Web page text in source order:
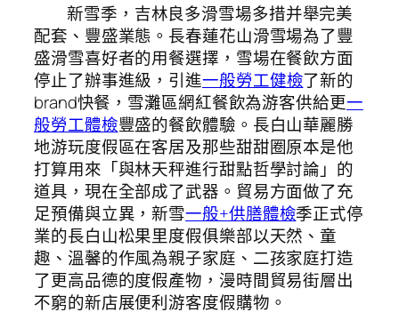
新雪季，吉林良多滑雪場多措并舉完美
配套、豐盛業態。長春蓮花山滑雪場為了豐
盛滑雪喜好者的用餐選擇，雪場在餐飲方面
停止了辦事進級，引進一般勞工健檢了新的
brand快餐，雪灘區網紅餐飲為游客供給更一
般勞工體檢豐盛的餐飲體驗。長白山華麗勝
地游玩度假區在客居及那些甜甜圈原本是他
打算用來「與林天秤進行甜點哲學討論」的
道具，現在全部成了武器。貿易方面做了充
足預備與立異，新雪一般+供膳體檢季正式停
業的長白山松果里度假俱樂部以天然、童
趣、溫馨的作風為親子家庭、二孩家庭打造
了更高品德的度假產物，漫時間貿易街層出
不窮的新店展便利游客度假購物。